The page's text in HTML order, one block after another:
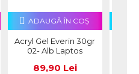
Acryl Gel Everin 30gr
02- Alb Laptos
89,90 Lei
ADAUGĂ ÎN COŞ